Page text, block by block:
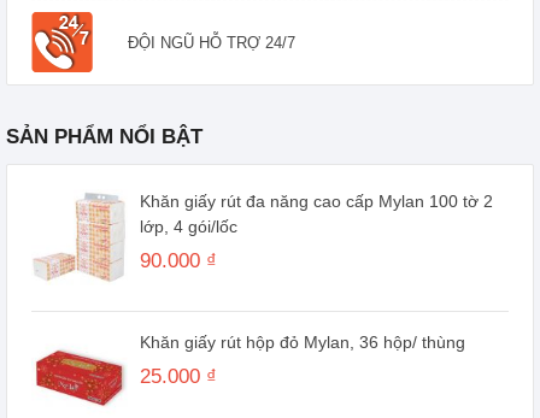
ĐỘI NGŨ HỖ TRỢ 24/7
SẢN PHẨM NỔI BẬT
Khăn giấy rút đa năng cao cấp Mylan 100 tờ 2
lớp, 4 gói/lốc
90.000 ₫
Khăn giấy rút hộp đỏ Mylan, 36 hộp/ thùng
25.000 ₫